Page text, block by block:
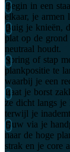
Begin in een
elkaar, je armen
Buig je knieën,
plat op de
neutraal houdt.
Spring of stap
plankpositie te
waarbij je een
Laat je borst
ze dicht langs je
terwijl je
Duw via je
naar de hoge
strak en je core